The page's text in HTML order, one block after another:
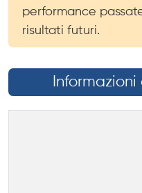
performance
risultati futuri.
Informazioni